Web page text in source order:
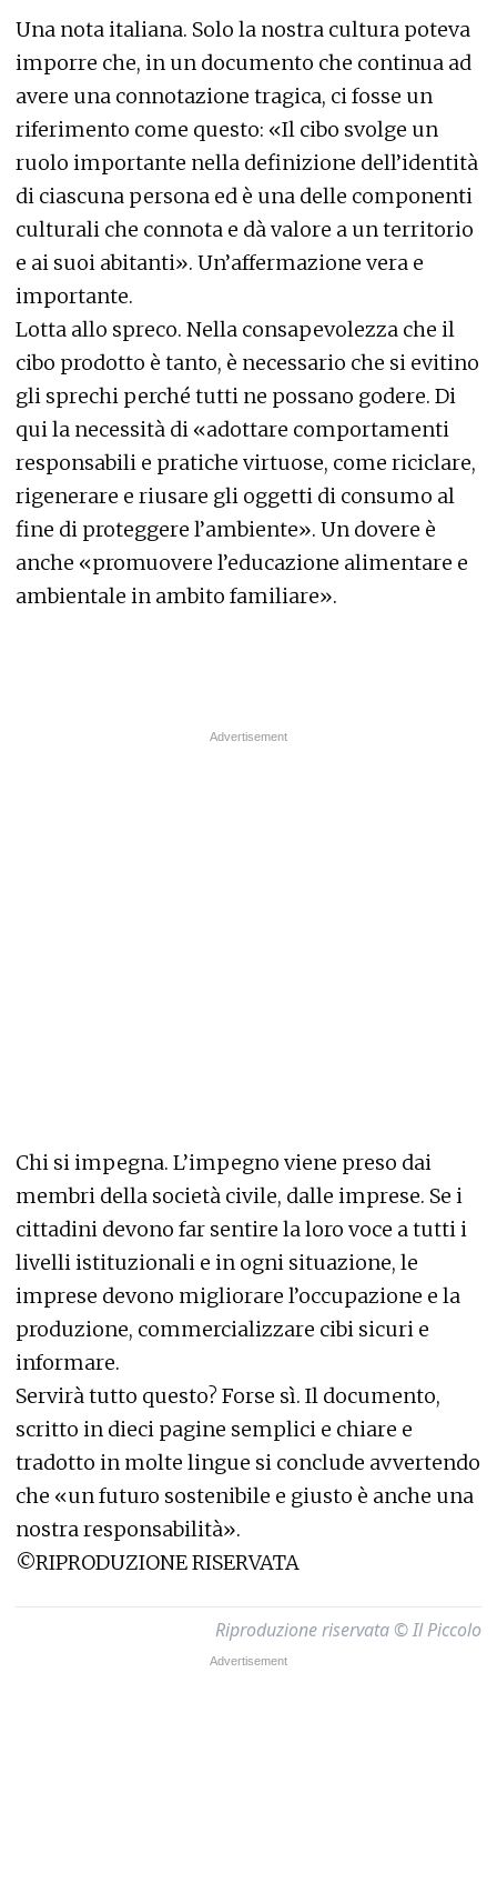
Una nota italiana. Solo la nostra cultura poteva
imporre che, in un documento che continua ad
avere una connotazione tragica, ci fosse un
riferimento come questo: «Il cibo svolge un
ruolo importante nella definizione dell’identità
di ciascuna persona ed è una delle componenti
culturali che connota e dà valore a un territorio
e ai suoi abitanti». Un’affermazione vera e
importante.
Lotta allo spreco. Nella consapevolezza che il
cibo prodotto è tanto, è necessario che si evitino
gli sprechi perché tutti ne possano godere. Di
qui la necessità di «adottare comportamenti
responsabili e pratiche virtuose, come riciclare,
rigenerare e riusare gli oggetti di consumo al
fine di proteggere l’ambiente». Un dovere è
anche «promuovere l’educazione alimentare e
ambientale in ambito familiare».
Chi si impegna. L’impegno viene preso dai
membri della società civile, dalle imprese. Se i
cittadini devono far sentire la loro voce a tutti i
livelli istituzionali e in ogni situazione, le
imprese devono migliorare l’occupazione e la
produzione, commercializzare cibi sicuri e
informare.
Servirà tutto questo? Forse sì. Il documento,
scritto in dieci pagine semplici e chiare e
tradotto in molte lingue si conclude avvertendo
che «un futuro sostenibile e giusto è anche una
nostra responsabilità».
©RIPRODUZIONE RISERVATA
Riproduzione riservata © Il Piccolo